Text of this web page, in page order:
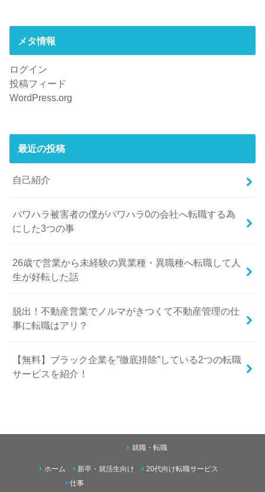
メタ情報
ログイン
投稿フィード
WordPress.org
最近の投稿
自己紹介
パワハラ被害者の僕がパワハラ0の会社へ転職する為
にした3つの事
26歳で営業から未経験の異業種・異職種へ転職して人
生が好転した話
脱出！不動産営業でノルマがきつくて不動産管理の仕
事に転職はアリ？
【無料】ブラック企業を”徹底排除”している2つの転職
サービスを紹介！
ホーム
就職・転職
新卒・就活生向け
20代向け転職サービス
仕事